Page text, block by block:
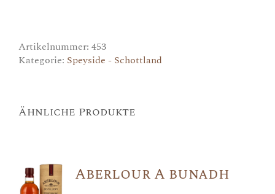
Artikelnummer: 453
Kategorie: Speyside - Schottland
Ähnliche Produkte
Aberlour A bunadh